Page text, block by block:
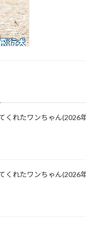
くれたワンちゃん(2026
くれたワンちゃん(2026